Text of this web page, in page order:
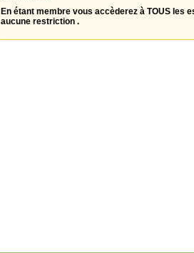
En étant membre vous accèderez à TOUS les
aucune restriction .